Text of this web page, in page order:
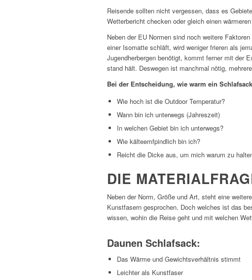
Reisende sollten nicht vergessen, dass es
Wetterbericht checken oder gleich einen
Neben der EU Normen sind noch weitere
einer Isomatte schläft, wird weniger frieren als
Jugendherbergen benötigt, kommt ferner mit der
stand hält. Deswegen ist manchmal nötig,
Bei der Entscheidung, wie warm ein
Wie hoch ist die Outdoor Temperatur?
Wann bin ich unterwegs (Jahreszeit)
In welchen Gebiet bin ich unterwegs?
Wie kälteemfpindlich bin ich?
Reicht die Dicke aus, um mich warum zu
DIE
Neben der Norm, Größe und Art, steht eine
Kunstfasern gesprochen. Doch welches ist das
wissen, wohin die Reise geht und mit welchen
Daunen Schlafsack:
Das Wärme und Gewichtsverhältnis stimmt
Leichter als Kunstfaser